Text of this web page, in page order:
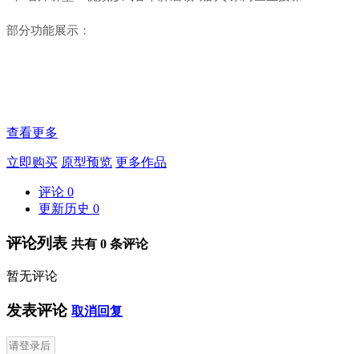
部分功能展示：
查看更多
立即购买 原型预览 更多作品
评论 0
更新历史 0
评论列表 共有 0 条评论
暂无评论
发表评论 取消回复